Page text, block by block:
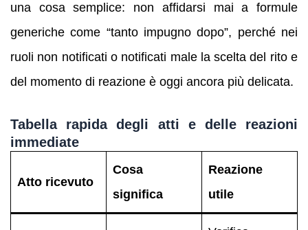
una cosa semplice: non affidarsi mai a formule
generiche come “tanto impugno dopo”, perché nei
ruoli non notificati o notificati male la scelta del rito e
del momento di reazione è oggi ancora più delicata.
Tabella rapida degli atti e delle reazioni
immediate
Atto ricevuto
Cosa
significa
Reazione
utile